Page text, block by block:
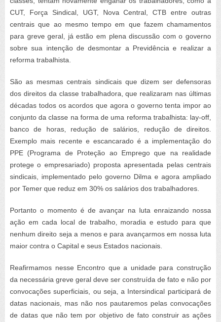
CUT, Força Sindical, UGT, Nova Central, CTB entre outras
centrais que ao mesmo tempo em que fazem chamamentos
para greve geral, já estão em plena discussão com o governo
sobre sua intenção de desmontar a Previdência e realizar a
reforma trabalhista.
São as mesmas centrais sindicais que dizem ser defensoras
dos direitos da classe trabalhadora, que realizaram nas últimas
décadas todos os acordos que agora o governo tenta impor ao
conjunto da classe na forma de uma reforma trabalhista: lay-off,
banco de horas, redução de salários, redução de direitos.
Exemplo mais recente e escancarado é a implementação do
PPE (Programa de Proteção ao Emprego que na realidade
protege o empresariado) proposta apresentada pelas centrais
sindicais, implementado pelo governo Dilma e agora ampliado
por Temer que reduz em 30% os salários dos trabalhadores.
Portanto o momento é de avançar na luta enraizando nossa
ação em cada local de trabalho, moradia e estudo para que
nenhum direito seja a menos e para avançarmos em nossa luta
maior contra o Capital e seus Estados nacionais.
Reafirmamos nesse Encontro que a unidade para construção
da necessária greve geral deve ser construída de fato e não por
convocações superficiais, ou seja, a Intersindical participará de
datas nacionais, mas não nos pautaremos pelas convocações
de datas que não tem por objetivo de fato construir as ações